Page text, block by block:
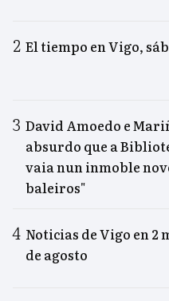
El tiempo en Vigo,
David Amoedo e
absurdo que a
vaia nun inmoble
baleiros"
Noticias de Vigo en 2
de agosto